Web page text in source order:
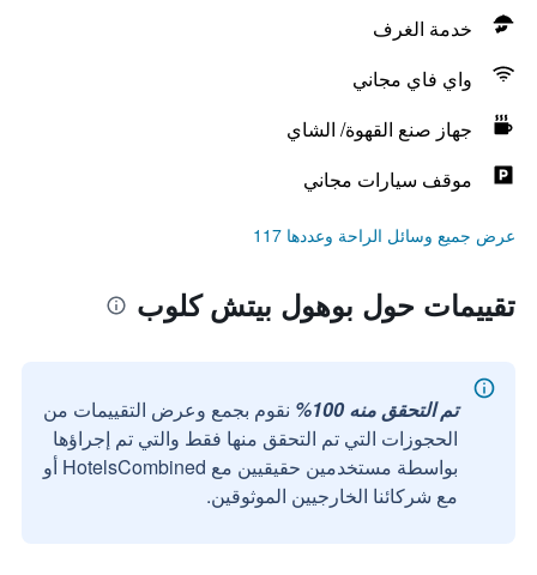
خدمة الغرف
واي فاي مجاني
جهاز صنع القهوة/ الشاي
موقف سيارات مجاني
عرض جميع وسائل الراحة وعددها 117
تقييمات حول بوهول بيتش كلوب
تم التحقق منه 100%
نقوم بجمع وعرض التقييمات من
الحجوزات التي تم التحقق منها فقط والتي تم إجراؤها
بواسطة مستخدمين حقيقيين مع HotelsCombined أو
مع شركائنا الخارجيين الموثوقين.